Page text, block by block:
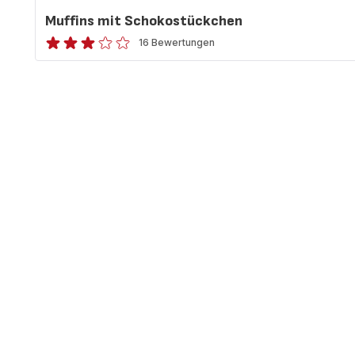
Muffins mit Schokostückchen
ratings.2.9
16 Bewertungen